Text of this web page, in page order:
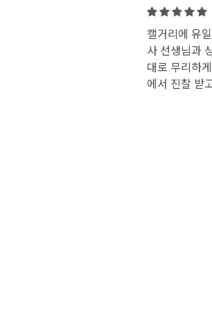
캘거리에 유
사 선생님과
대로 무리하
에서 진찰 받